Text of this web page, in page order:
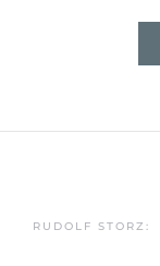
RUDOLF STORZ: